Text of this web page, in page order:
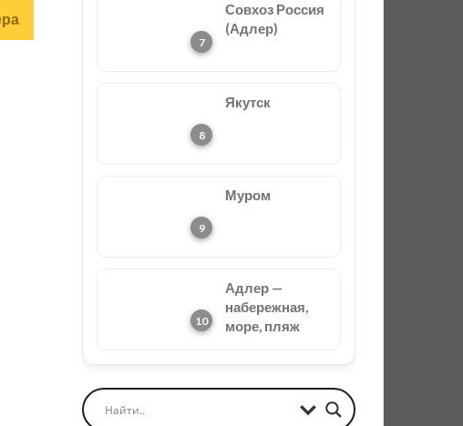
Совхоз Россия
(Адлер)
Якутск
Муром
Адлер —
набережная,
море, пляж